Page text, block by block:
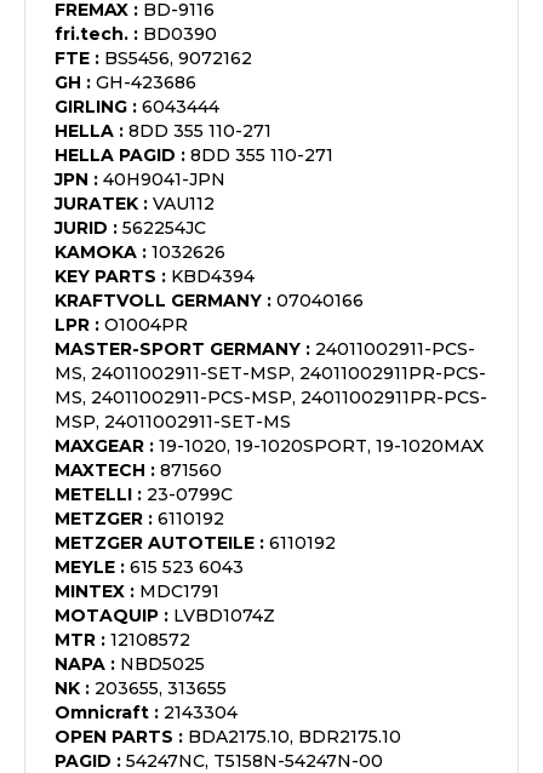
FREMAX : BD-9116
fri.tech. : BD0390
FTE : BS5456, 9072162
GH : GH-423686
GIRLING : 6043444
HELLA : 8DD 355 110-271
HELLA PAGID : 8DD 355 110-271
JPN : 40H9041-JPN
JURATEK : VAU112
JURID : 562254JC
KAMOKA : 1032626
KEY PARTS : KBD4394
KRAFTVOLL GERMANY : 07040166
LPR : O1004PR
MASTER-SPORT GERMANY : 24011002911-PCS-
MS, 24011002911-SET-MSP, 24011002911PR-PCS-
MS, 24011002911-PCS-MSP, 24011002911PR-PCS-
MSP, 24011002911-SET-MS
MAXGEAR : 19-1020, 19-1020SPORT, 19-1020MAX
MAXTECH : 871560
METELLI : 23-0799C
METZGER : 6110192
METZGER AUTOTEILE : 6110192
MEYLE : 615 523 6043
MINTEX : MDC1791
MOTAQUIP : LVBD1074Z
MTR : 12108572
NAPA : NBD5025
NK : 203655, 313655
Omnicraft : 2143304
OPEN PARTS : BDA2175.10, BDR2175.10
PAGID : 54247NC, T5158N-54247N-00